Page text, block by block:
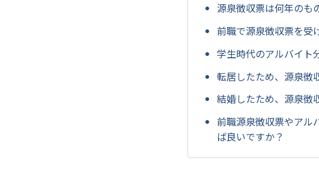
源泉徴収票は何年のも
前職で源泉徴収票を受
学生時代のアルバイト
転居したため、源泉徴
結婚したため、源泉徴
前職源泉徴収票やアル
ば良いですか？